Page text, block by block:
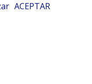
ACEPTAR